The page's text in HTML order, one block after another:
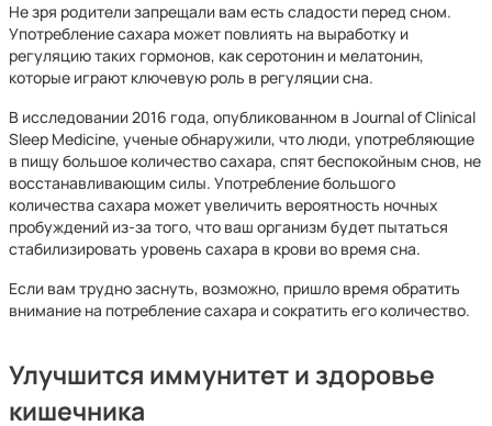
Не зря родители запрещали вам есть сладости перед сном.
Употребление сахара может повлиять на выработку и
регуляцию таких гормонов, как серотонин и мелатонин,
которые играют ключевую роль в регуляции сна.
В исследовании 2016 года, опубликованном в Journal of Clinical
Sleep Medicine, ученые обнаружили, что люди, употребляющие
в пищу большое количество сахара, спят беспокойным снов, не
восстанавливающим силы. Употребление большого
количества сахара может увеличить вероятность ночных
пробуждений из-за того, что ваш организм будет пытаться
стабилизировать уровень сахара в крови во время сна.
Если вам трудно заснуть, возможно, пришло время обратить
внимание на потребление сахара и сократить его количество.
Улучшится иммунитет и здоровье
кишечника